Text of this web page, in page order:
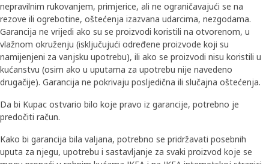
nepravilnim rukovanjem, primjerice, ali ne ograničavajući se na
rezove ili ogrebotine, oštećenja izazvana udarcima, nezgodama.
Garancija ne vrijedi ako su se proizvodi koristili na otvorenom, u
vlažnom okruženju (isključujući određene proizvode koji su
namijenjeni za vanjsku upotrebu), ili ako se proizvodi nisu koristili u
kućanstvu (osim ako u uputama za upotrebu nije navedeno
drugačije). Garancija ne pokrivaju posljedična ili slučajna oštećenja.
Da bi Kupac ostvario bilo koje pravo iz garancije, potrebno je
predočiti račun.
Kako bi garancija bila valjana, potrebno se pridržavati posebnih
uputa za njegu, upotrebu i sastavljanje za svaki proizvod koje se